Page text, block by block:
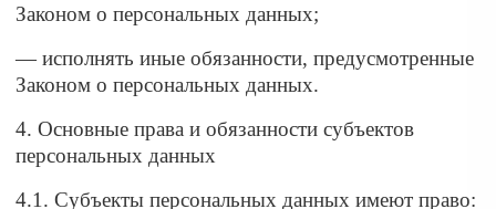
Законом о персональных данных;
— исполнять иные обязанности, предусмотренные
Законом о персональных данных.
4. Основные права и обязанности субъектов
персональных данных
4.1. Субъекты персональных данных имеют право: